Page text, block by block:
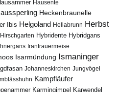
Hausente
Heckenbraunelle
Ibis Helgoland Hellabrunn Herbst
Hirschgarten Hybridente Hybridgans
Irantrauermeise
Isarmündung Ismaninger
Johanneskirchen Jungvögel
Kampfläufer
Karmingimpel Karwendel